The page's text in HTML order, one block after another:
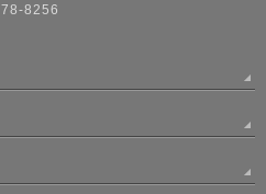
8256